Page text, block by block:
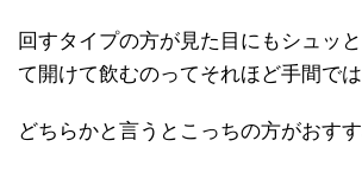
回すタイプの方が見た目にもシュッ
て開けて飲むのってそれほど手間では
どちらかと言うとこっちの方がおすす